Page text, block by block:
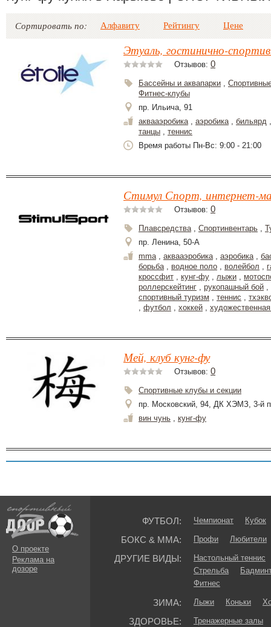
Сортировать по: Алфавиту Рейтингу Цене
Этуаль, гостинично-
Отзывов: 0
Бассейны и аквапарки ,
Фитнес-клубы
пр. Ильича, 91
аквааэробика, аэробика, бильярд
танцы , теннис
Время работы Пн-Вс: 9:00 - 21:00
Стимул Спорт, интернет-
Отзывов: 0
Плавсредства, Спортинвентарь ,
пр. Ленина, 50-А
mma, аквааэробика, аэробика,
борьба, водное поло , волейбол ,
кроссфит , кунг-фу , лыжи ,
роллерскейтинг , рукопашный бой ,
спортивный туризм , теннис ,
, футбол , хоккей ,
Мей, клуб кунг-фу
Отзывов: 0
Спортивные клубы и секции
пр. Московский, 94, ДК ХЭМЗ, 3-й
вин чунь , кунг-фу
О проекте
Реклама на
дозоре
ФУТБОЛ: Чемпионат Кубок
БОКС & ММА: Профи Любители
ДРУГИЕ ВИДЫ:
Настольный теннис
Стрельба
Фитнес
ЗИМА: Лыжи Коньки
ЗДОРОВЬЕ:
Тренажерные залы